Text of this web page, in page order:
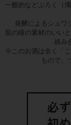
一般的などぶろく（
発酵によるシュワ
龍の瞳の素材のいい
絡み
※このお酒は全く「
もので、